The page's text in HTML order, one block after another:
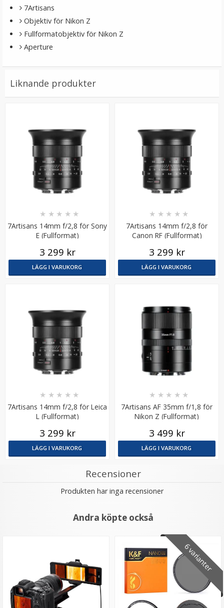
7Artisans
Objektiv för Nikon Z
Fullformatobjektiv för Nikon Z
Aperture
Liknande produkter
7Artisans 14mm f/2,8 för Sony
E (Fullformat)
★ ★ ★ ★ ★
3 299 kr
LÄGG I VARUKORG
7Artisans 14mm f/2,8 för
Canon RF (Fullformat)
★ ★ ★ ★ ★
3 299 kr
LÄGG I VARUKORG
7Artisans 14mm f/2,8 för Leica
L (Fullformat)
★ ★ ★ ★ ★
3 299 kr
LÄGG I VARUKORG
7Artisans AF 35mm f/1,8 för
Nikon Z (Fullformat)
★ ★ ★ ★ ★
3 499 kr
LÄGG I VARUKORG
Recensioner
Produkten har inga recensioner
Andra köpte också
6 varianter